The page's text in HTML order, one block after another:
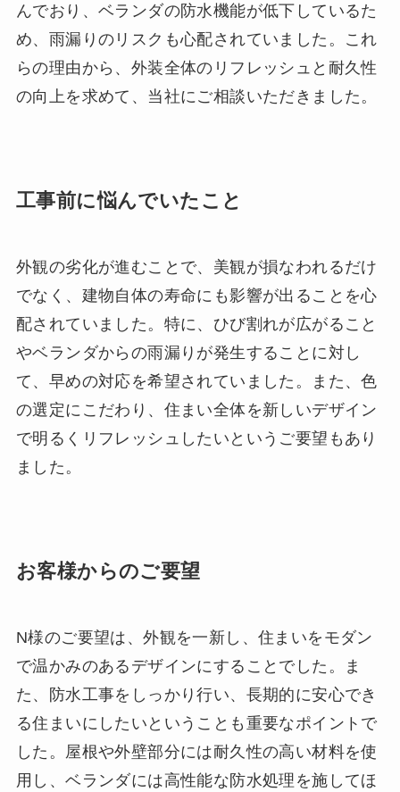
んでおり、ベランダの防水機能が低下しているた
め、雨漏りのリスクも心配されていました。これ
らの理由から、外装全体のリフレッシュと耐久性
の向上を求めて、当社にご相談いただきました。
工事前に悩んでいたこと
外観の劣化が進むことで、美観が損なわれるだけ
でなく、建物自体の寿命にも影響が出ることを心
配されていました。特に、ひび割れが広がること
やベランダからの雨漏りが発生することに対し
て、早めの対応を希望されていました。また、色
の選定にこだわり、住まい全体を新しいデザイン
で明るくリフレッシュしたいというご要望もあり
ました。
お客様からのご要望
N様のご要望は、外観を一新し、住まいをモダン
で温かみのあるデザインにすることでした。ま
た、防水工事をしっかり行い、長期的に安心でき
る住まいにしたいということも重要なポイントで
した。屋根や外壁部分には耐久性の高い材料を使
用し、ベランダには高性能な防水処理を施してほ